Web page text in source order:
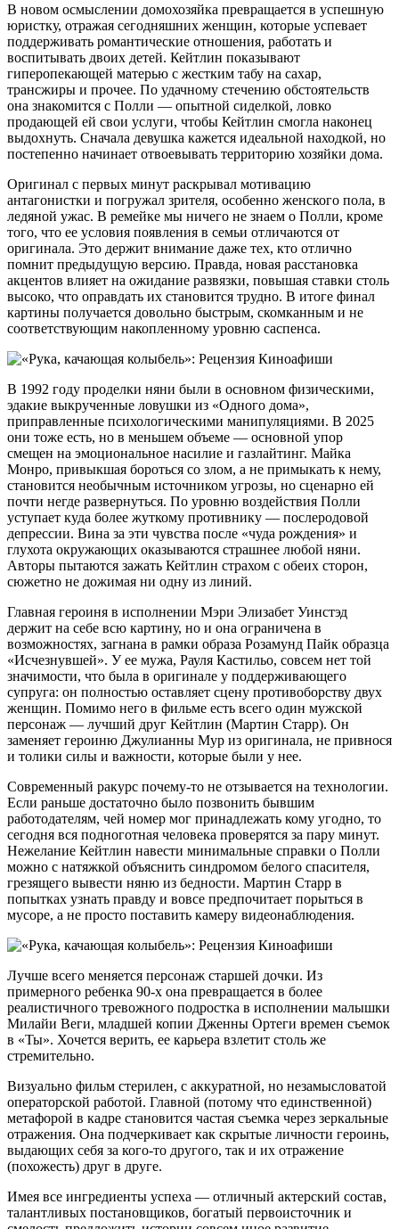
В новом осмыслении домохозяйка превращается в успешную
юристку, отражая сегодняшних женщин, которые успевает
поддерживать романтические отношения, работать и
воспитывать двоих детей. Кейтлин показывают
гиперопекающей матерью с жестким табу на сахар,
трансжиры и прочее. По удачному стечению обстоятельств
она знакомится с Полли — опытной сиделкой, ловко
продающей ей свои услуги, чтобы Кейтлин смогла наконец
выдохнуть. Сначала девушка кажется идеальной находкой, но
постепенно начинает отвоевывать территорию хозяйки дома.
Оригинал с первых минут раскрывал мотивацию
антагонистки и погружал зрителя, особенно женского пола, в
ледяной ужас. В ремейке мы ничего не знаем о Полли, кроме
того, что ее условия появления в семьи отличаются от
оригинала. Это держит внимание даже тех, кто отлично
помнит предыдущую версию. Правда, новая расстановка
акцентов влияет на ожидание развязки, повышая ставки столь
высоко, что оправдать их становится трудно. В итоге финал
картины получается довольно быстрым, скомканным и не
соответствующим накопленному уровню саспенса.
В 1992 году проделки няни были в основном физическими,
эдакие выкрученные ловушки из «Одного дома»,
приправленные психологическими манипуляциями. В 2025
они тоже есть, но в меньшем объеме — основной упор
смещен на эмоциональное насилие и газлайтинг. Майка
Монро, привыкшая бороться со злом, а не примыкать к нему,
становится необычным источником угрозы, но сценарно ей
почти негде развернуться. По уровню воздействия Полли
уступает куда более жуткому противнику — послеродовой
депрессии. Вина за эти чувства после «чуда рождения» и
глухота окружающих оказываются страшнее любой няни.
Авторы пытаются зажать Кейтлин страхом с обеих сторон,
сюжетно не дожимая ни одну из линий.
Главная героиня в исполнении Мэри Элизабет Уинстэд
держит на себе всю картину, но и она ограничена в
возможностях, загнана в рамки образа Розамунд Пайк образца
«Исчезнувшей». У ее мужа, Рауля Кастильо, совсем нет той
значимости, что была в оригинале у поддерживающего
супруга: он полностью оставляет сцену противоборству двух
женщин. Помимо него в фильме есть всего один мужской
персонаж — лучший друг Кейтлин (Мартин Старр). Он
заменяет героиню Джулианны Мур из оригинала, не привнося
и толики силы и важности, которые были у нее.
Современный ракурс почему-то не отзывается на технологии.
Если раньше достаточно было позвонить бывшим
работодателям, чей номер мог принадлежать кому угодно, то
сегодня вся подноготная человека проверятся за пару минут.
Нежелание Кейтлин навести минимальные справки о Полли
можно с натяжкой объяснить синдромом белого спасителя,
грезящего вывести няню из бедности. Мартин Старр в
попытках узнать правду и вовсе предпочитает порыться в
мусоре, а не просто поставить камеру видеонаблюдения.
Лучше всего меняется персонаж старшей дочки. Из
примерного ребенка 90-х она превращается в более
реалистичного тревожного подростка в исполнении малышки
Милайи Веги, младшей копии Дженны Ортеги времен съемок
в «Ты». Хочется верить, ее карьера взлетит столь же
стремительно.
Визуально фильм стерилен, с аккуратной, но незамысловатой
операторской работой. Главной (потому что единственной)
метафорой в кадре становится частая съемка через зеркальные
отражения. Она подчеркивает как скрытые личности героинь,
выдающих себя за кого-то другого, так и их отражение
(похожесть) друг в друге.
Имея все ингредиенты успеха — отличный актерский состав,
талантливых постановщиков, богатый первоисточник и